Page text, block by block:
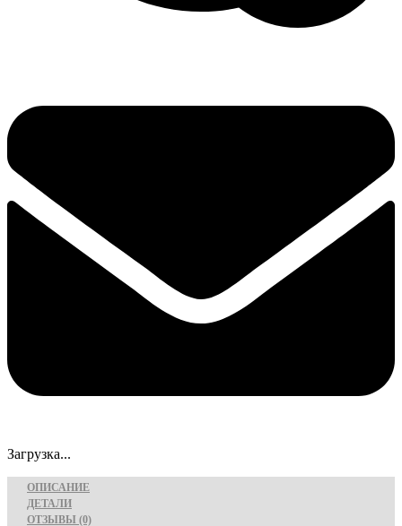
Загрузка...
ОПИСАНИЕ
ДЕТАЛИ
ОТЗЫВЫ (0)